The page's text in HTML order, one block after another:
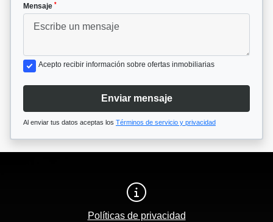
Mensaje *
Acepto recibir información sobre ofertas inmobiliarias
Enviar mensaje
Al enviar tus datos aceptas los Términos de servicio y privacidad
Políticas de privacidad